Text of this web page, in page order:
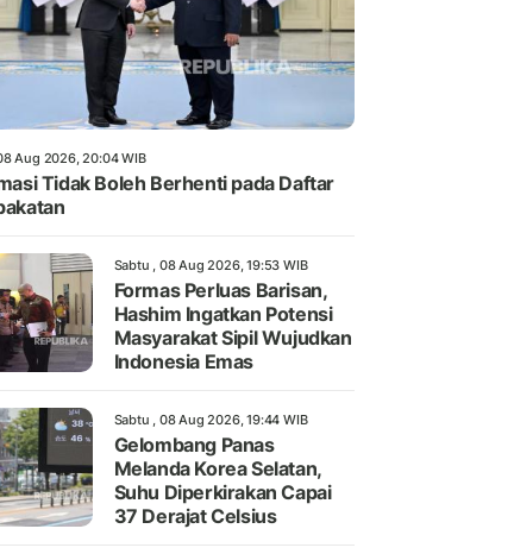
Aug 2026, 20:04 WIB
Tidak Boleh Berhenti pada Daftar
Sabtu , 08 Aug 2026, 19:53 WIB
Formas Perluas Barisan,
Hashim Ingatkan Potensi
Masyarakat Sipil Wujudkan
Indonesia Emas
Sabtu , 08 Aug 2026, 19:44 WIB
Gelombang Panas
Melanda Korea Selatan,
Suhu Diperkirakan Capai
37 Derajat Celsius